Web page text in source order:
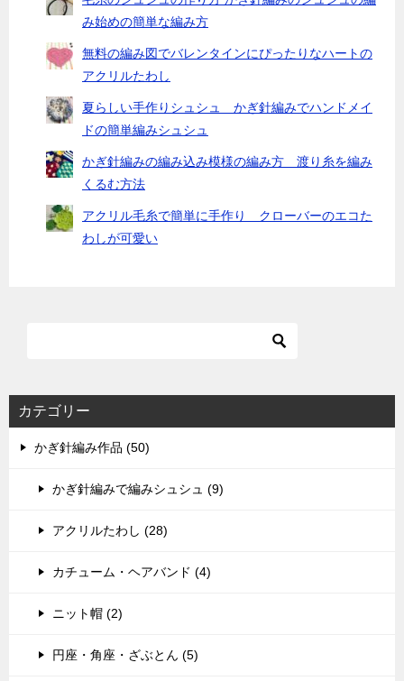
み始めの簡単な編み方
無料の編み図でバレンタインにぴったりなハートの
アクリルたわし
夏らしい手作りシュシュ かぎ針編みでハンドメイ
ドの簡単編みシュシュ
かぎ針編みの編み込み模様の編み方 渡り糸を編み
くるむ方法
アクリル毛糸で簡単に手作り クローバーのエコた
わしが可愛い
カテゴリー
かぎ針編み作品 (50)
かぎ針編みで編みシュシュ (9)
アクリルたわし (28)
カチューム・ヘアバンド (4)
ニット帽 (2)
円座・角座・ざぶとん (5)